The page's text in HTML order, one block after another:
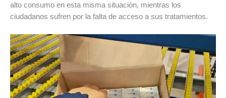
alto consumo en esta misma situación, mientras los
ciudadanos sufren por la falta de acceso a sus tratamientos.